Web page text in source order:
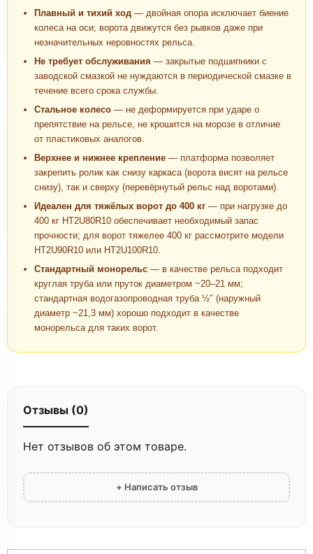
Плавный и тихий ход — двойная опора исключает биение
колеса на оси; ворота движутся без рывков даже при
незначительных неровностях рельса.
Не требует обслуживания — закрытые подшипники с
заводской смазкой не нуждаются в периодической смазке в
течение всего срока службы.
Стальное колесо — не деформируется при ударе о
препятствие на рельсе, не крошится на морозе в отличие
от пластиковых аналогов.
Верхнее и нижнее крепление — платформа позволяет
закрепить ролик как снизу каркаса (ворота висят на рельсе
снизу), так и сверху (перевёрнутый рельс над воротами).
Идеален для тяжёлых ворот до 400 кг — при нагрузке до
400 кг HT2U80R10 обеспечивает необходимый запас
прочности; для ворот тяжелее 400 кг рассмотрите модели
HT2U90R10 или HT2U100R10.
Стандартный монорельс — в качестве рельса подходит
круглая труба или пруток диаметром ~20–21 мм;
стандартная водогазопроводная труба ½″ (наружный
диаметр ~21,3 мм) хорошо подходит в качестве
монорельса для таких ворот.
Отзывы (0)
Нет отзывов об этом товаре.
+ Написать отзыв